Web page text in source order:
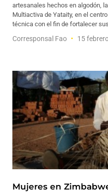
artesanales hechos en algodón,
Multiactiva de Yataity, en el
técnica con el fin de fortalecer
Corresponsal Fao 15
Mujeres en